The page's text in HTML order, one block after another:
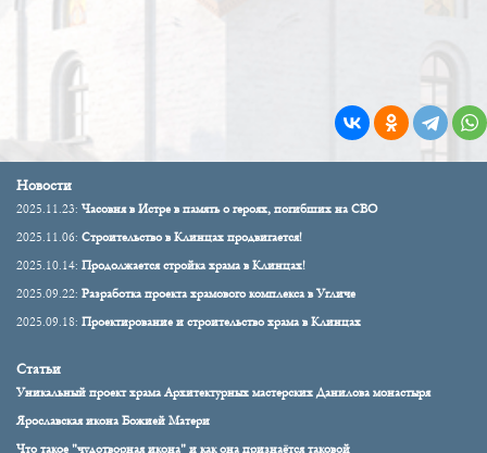
Новости
2025.11.23: Часовня в Истре в память о героях, погибших на СВО
2025.11.06: Строительство в Клинцах продвигается!
2025.10.14: Продолжается стройка храма в Клинцах!
2025.09.22: Разработка проекта храмового комплекса в Угличе
2025.09.18: Проектирование и строительство храма в Клинцах
Статьи
Уникальный проект храма Архитектурных мастерских Данилова монастыря
Ярославская икона Божией Матери
Что такое "чудотворная икона" и как она признаётся таковой